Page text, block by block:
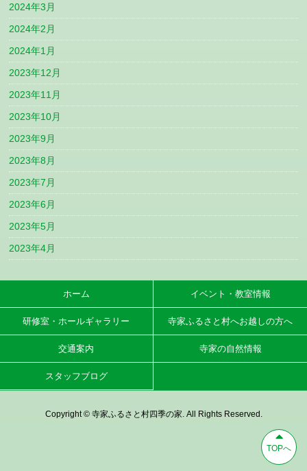
2024年3月
2024年2月
2024年1月
2023年12月
2023年11月
2023年10月
2023年9月
2023年8月
2023年7月
2023年6月
2023年5月
2023年4月
TOPへ
ホーム イベント・教室情報
研修室・ホールギャラリー 寺家ふるさと村へお越しの方へ
交通案内 寺家の自然情報
スタッフブログ
Copyright © 寺家ふるさと村四季の家. All Rights Reserved.